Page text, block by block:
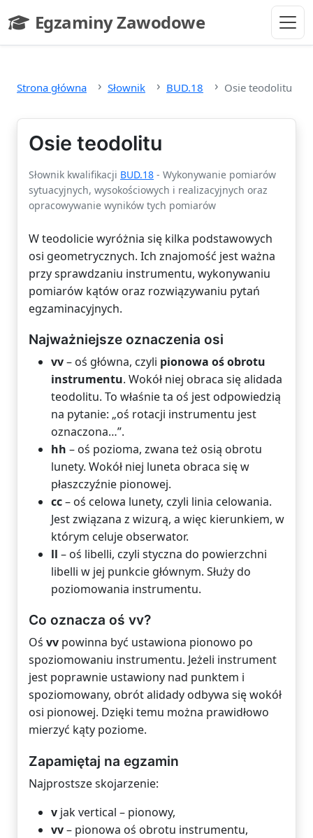
Egzaminy Zawodowe
- strona główna
Strona główna Słownik BUD.18 Osie teodolitu
Osie teodolitu
Słownik kwalifikacji BUD.18 - Wykonywanie pomiarów
sytuacyjnych, wysokościowych i realizacyjnych oraz
opracowywanie wyników tych pomiarów
W teodolicie wyróżnia się kilka podstawowych
osi geometrycznych. Ich znajomość jest ważna
przy sprawdzaniu instrumentu, wykonywaniu
pomiarów kątów oraz rozwiązywaniu pytań
egzaminacyjnych.
Najważniejsze oznaczenia osi
vv– oś główna, czyli pionowa oś obrotu
instrumentu. Wokół niej obraca się alidada
teodolitu. To właśnie ta oś jest odpowiedzią
na pytanie: „oś rotacji instrumentu jest
oznaczona…”.
hh – oś pozioma, zwana też osią obrotu
lunety. Wokół niej luneta obraca się w
płaszczyźnie pionowej.
cc– oś celowa lunety, czyli linia celowania.
Jest związana z wizurą, a więc kierunkiem, w
którym celuje obserwator.
ll – oś libelli, czyli styczna do powierzchni
libelli w jej punkcie głównym. Służy do
poziomowania instrumentu.
Co oznacza oś vv?
Oś vv powinna być ustawiona pionowo po
spoziomowaniu instrumentu. Jeżeli instrument
jest poprawnie ustawiony nad punktem i
spoziomowany, obrót alidady odbywa się wokół
osi pionowej. Dzięki temu można prawidłowo
mierzyć kąty poziome.
Zapamiętaj na egzamin
Najprostsze skojarzenie:
v jak vertical – pionowy,
vv– pionowa oś obrotu instrumentu,